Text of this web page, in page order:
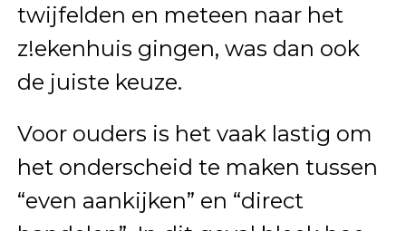
twijfelden en meteen naar het
z!ekenhuis gingen, was dan ook
de juiste keuze.
Voor ouders is het vaak lastig om
het onderscheid te maken tussen
“even aankijken” en “direct